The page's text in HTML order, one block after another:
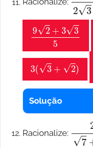
92+3 35
3( +2
Solução
Racionalize: